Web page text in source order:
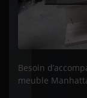
Besoin
meuble